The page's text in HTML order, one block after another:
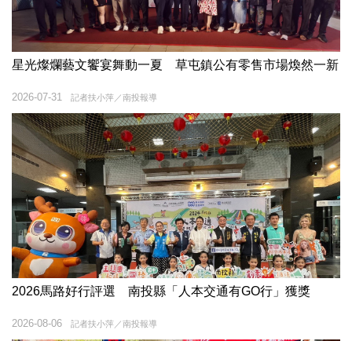
星光燦爛藝文饗宴舞動一夏 草屯鎮公有零售市場煥然一新
記者扶小萍／南投報導
2026-07-31
2026馬路好行評選 南投縣「人本交通有GO行」獲獎
記者扶小萍／南投報導
2026-08-06